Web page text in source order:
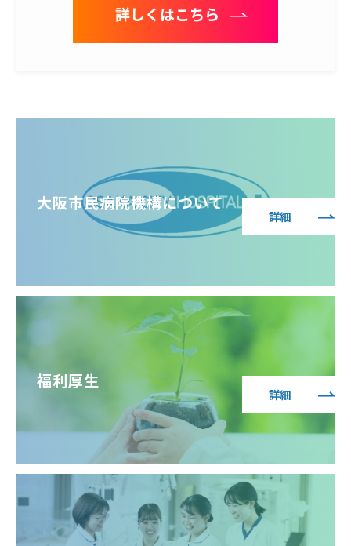
詳しくはこちら
大阪市民病院機構について
詳細
福利厚生
詳細